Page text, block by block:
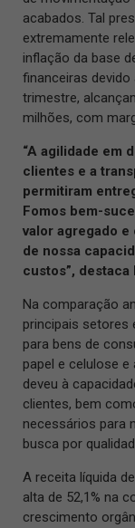
acabados. Tal
extremamente
inflação da base
financeiras
trimestre,
milhões, com
“A agilidade em
clientes e a
permitiram
Fomos bem-
valor agregado
de nossa
custos”, destaca
Na comparação
principais setores
para bens de
papel e celulose
deveu à
clientes, bem
necessários para
busca por
A receita líquida
alta de 52,1% na
crescimento